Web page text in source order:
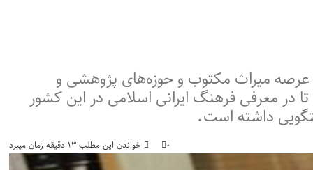
عرصه‌ میراث مکتوب و حوزه‌های پژوهشی و
و کوشش دارد تا در معرفی فرهنگ ایرانی اسلامی در این کشور
داشته است.
۰ خواندن این مطلب ۱۳ دقیقه زمان میبرد